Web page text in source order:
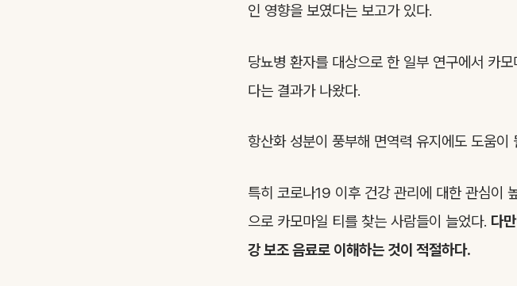
인 영향을 보였다는 보고가 있다.
당뇨병 환자를 대상으로 한 일부 연구에서 카
다는 결과가 나왔다.
항산화 성분이 풍부해 면역력 유지에도 도움이
특히 코로나19 이후 건강 관리에 대한 관심이
으로 카모마일 티를 찾는 사람들이 늘었다. 다
강 보조 음료로 이해하는 것이 적절하다.